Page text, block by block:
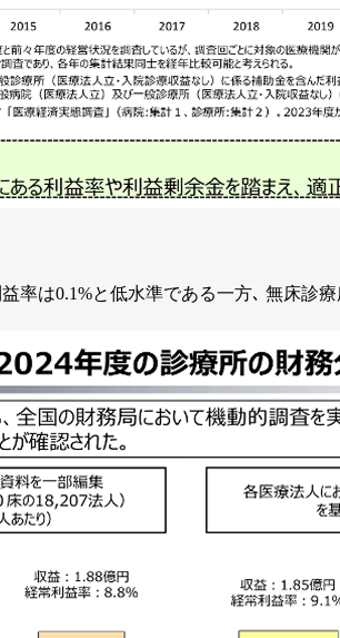
率は0.1%と低水準である一方､ 無床診